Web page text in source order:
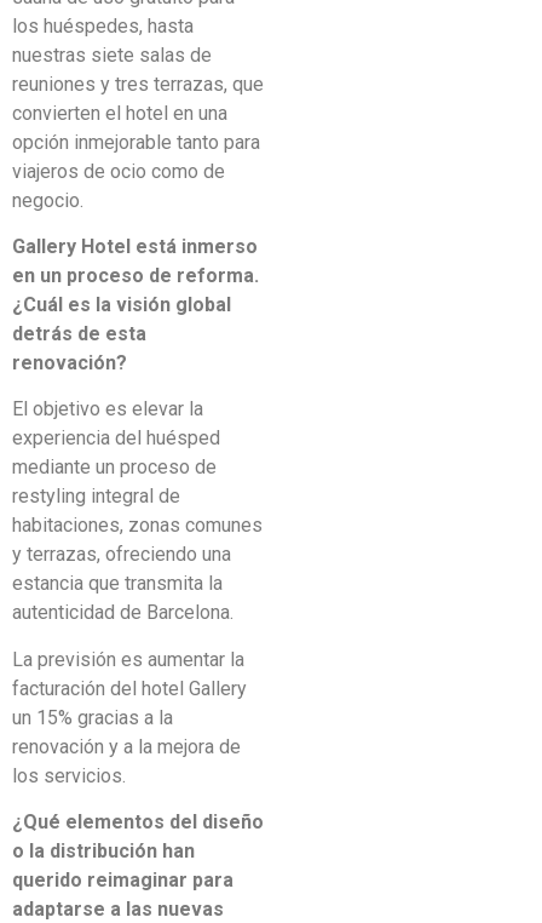
los huéspedes, hasta
nuestras siete salas de
reuniones y tres terrazas, que
convierten el hotel en una
opción inmejorable tanto para
viajeros de ocio como de
negocio.
Gallery Hotel está inmerso
en un proceso de reforma.
¿Cuál es la visión global
detrás de esta
renovación?
El objetivo es elevar la
experiencia del huésped
mediante un proceso de
restyling integral de
habitaciones, zonas comunes
y terrazas, ofreciendo una
estancia que transmita la
autenticidad de Barcelona.
La previsión es aumentar la
facturación del hotel Gallery
un 15% gracias a la
renovación y a la mejora de
los servicios.
¿Qué elementos del diseño
o la distribución han
querido reimaginar para
adaptarse a las nuevas